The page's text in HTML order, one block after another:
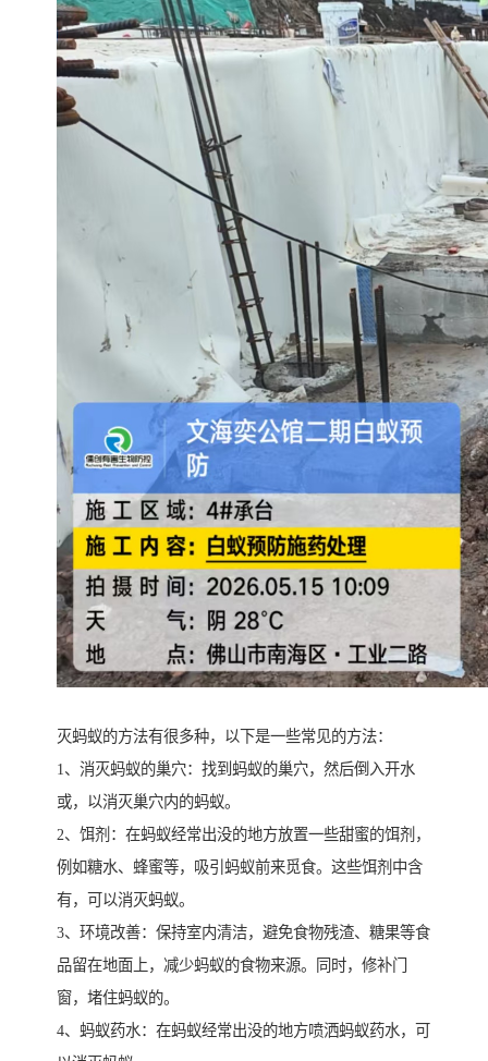
灭蚂蚁的方法有很多种，以下是一些常见的方法：
1、消灭蚂蚁的巢穴：找到蚂蚁的巢穴，然后倒入开水
或，以消灭巢穴内的蚂蚁。
2、饵剂：在蚂蚁经常出没的地方放置一些甜蜜的饵剂，
例如糖水、蜂蜜等，吸引蚂蚁前来觅食。这些饵剂中含
有，可以消灭蚂蚁。
3、环境改善：保持室内清洁，避免食物残渣、糖果等食
品留在地面上，减少蚂蚁的食物来源。同时，修补门
窗，堵住蚂蚁的。
4、蚂蚁药水：在蚂蚁经常出没的地方喷洒蚂蚁药水，可